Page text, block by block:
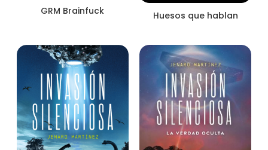
GRM Brainfuck Huesos que hablan